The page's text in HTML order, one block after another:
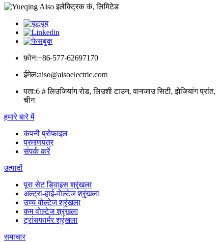
फ़ोन:+86-577-62697170
ईमेल:aiso@aisoelectric.com
पता:6 # लिउजियांग रोड, लिउशी टाउन, वानजाउ सिटी, झेजियांग प्रांत,
चीन
हमारे बारे में
कंपनी प्रोफाइल
प्रमाणपत्र
संपर्क करें
उत्पादों
पूरा सेट डिवाइस श्रृंखला
अल्ट्रा-हाई-वोल्टेज श्रृंखला
उच्च वोल्टेज श्रृंखला
कम वोल्टेज श्रृंखला
ट्रांसफार्मर श्रृंखला
समाचार